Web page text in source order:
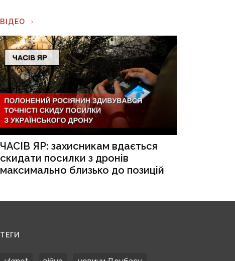
ВІДЕО
ЧАСІВ ЯР: захисникам вдається
скидати посилки з дронів
максимально близько до позицій
ТЕГИ